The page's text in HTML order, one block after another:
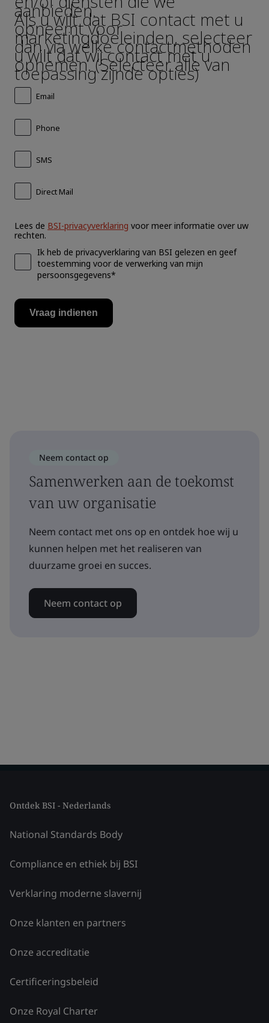
Neem contact op
Samenwerken aan de toekomst
van uw organisatie
Neem contact met ons op en ontdek hoe wij u
kunnen helpen met het realiseren van
duurzame groei en succes.
Neem contact op
Ontdek BSI - Nederlands
National Standards Body
Compliance en ethiek bij BSI
Verklaring moderne slavernij
Onze klanten en partners
Onze accreditatie
Certificeringsbeleid
Onze Royal Charter